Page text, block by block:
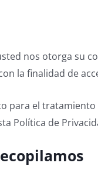
nos otorga su
la finalidad de
para el
Política de